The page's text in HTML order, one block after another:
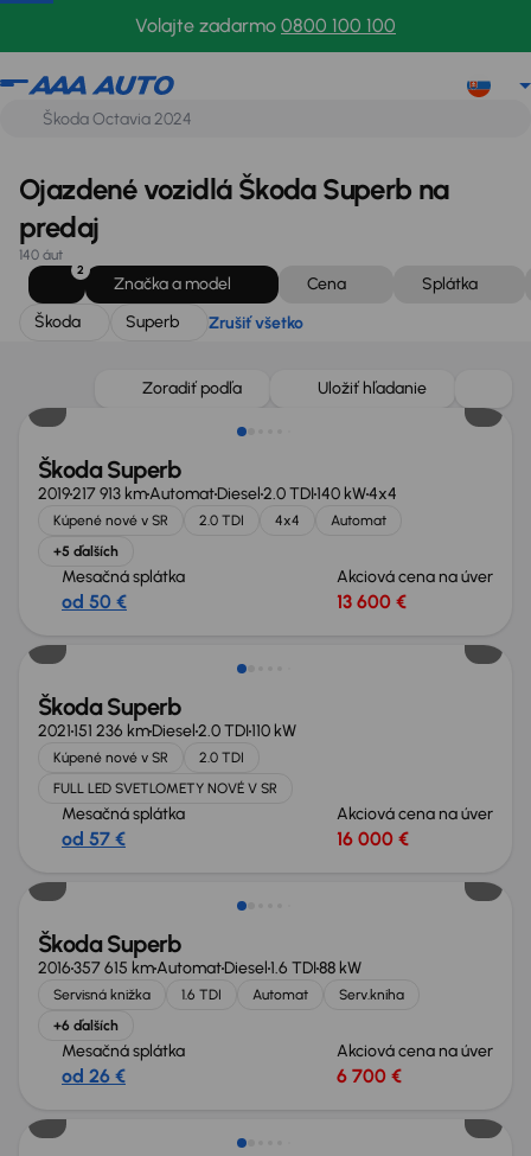
Volajte zadarmo 0800 100 100
Škoda
Ojazdené vozidlá Škoda Superb na
predaj
140 áut
2
Značka a model Cena
Splátka
Škoda
Superb Zrušiť všetko
Zoradiť podľa Uložiť hľadanie
Zlacnené o 1 900 €
Škoda Superb
2019217 913 kmAutomatDiesel2.0 TDI140 kW4x4
Kúpené nové v SR 2.0 TDI 4x4
Automat
+5 ďalších
Mesačná splátka
od 50 €
Akciová cena na úver
13 600 €
Škoda Superb
2021151 236 kmDiesel2.0 TDI110 kW
Kúpené nové v SR
2.0 TDI
FULL LED SVETLOMETY NOVÉ V SR
Mesačná splátka
od 57 €
Akciová cena na úver
16 000 €
Zlacnené o 1 000 €
Škoda Superb
2016357 615 kmAutomatDiesel1.6 TDI88 kW
Servisná knižka 1.6 TDI Automat
Serv.kniha
+6 ďalších
Mesačná splátka
od 26 €
Akciová cena na úver
6 700 €